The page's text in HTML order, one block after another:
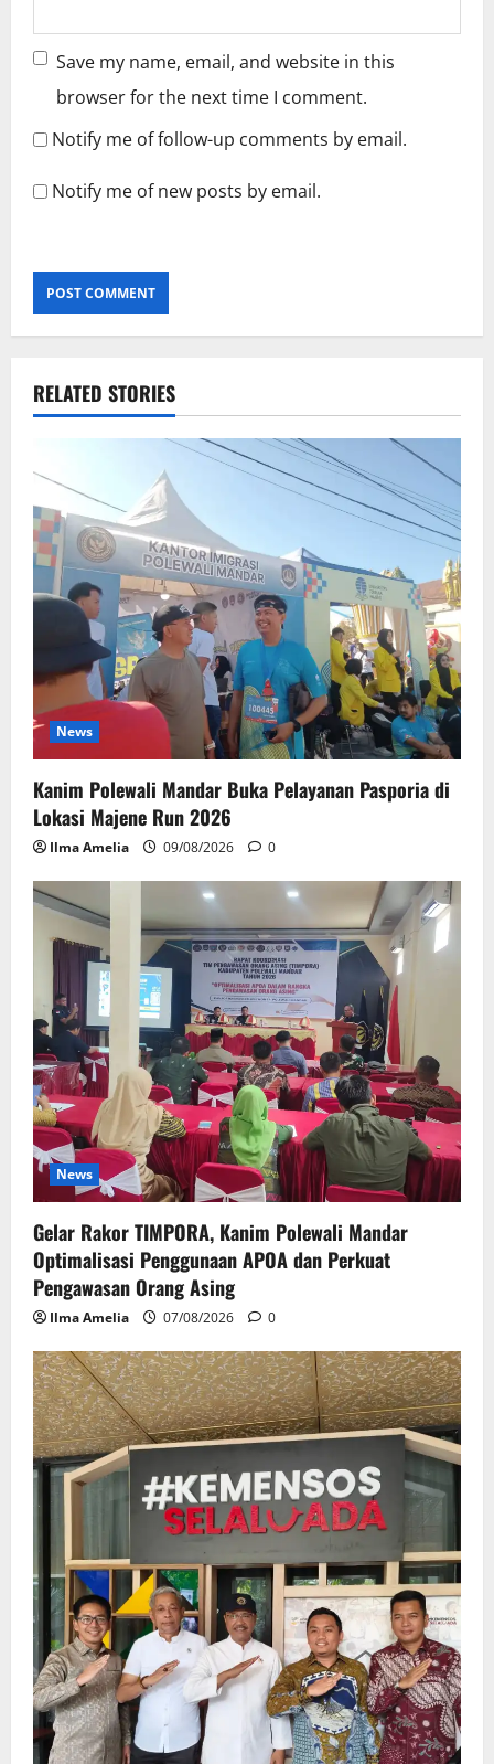
Save my name, email, and website in this
browser for the next time I comment.
Notify me of follow-up comments by email.
Notify me of new posts by email.
RELATED STORIES
News
Kanim Polewali Mandar Buka Pelayanan Pasporia di
Lokasi Majene Run 2026
Ilma Amelia 09/08/2026 0
News
Gelar Rakor TIMPORA, Kanim Polewali Mandar
Optimalisasi Penggunaan APOA dan Perkuat
Pengawasan Orang Asing
Ilma Amelia 07/08/2026 0